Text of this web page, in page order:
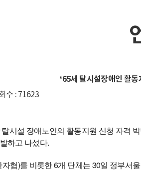
‘65세 탈시설장애인 활
수 : 71623
탈시설 장애노인의 활동지원 신청 자격
하고 나섰다.
협)를 비롯한 6개 단체는 30일 정부서